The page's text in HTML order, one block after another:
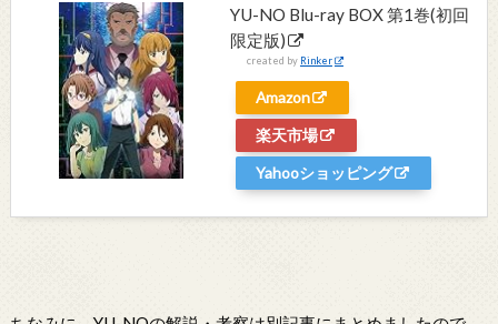
YU-NO Blu-ray BOX 第1巻(初回
限定版)
created by Rinker
Amazon
楽天市場
Yahooショッピング